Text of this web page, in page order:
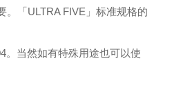
。「ULTRA FIVE」标准规格的
。当然如有特殊用途也可以使